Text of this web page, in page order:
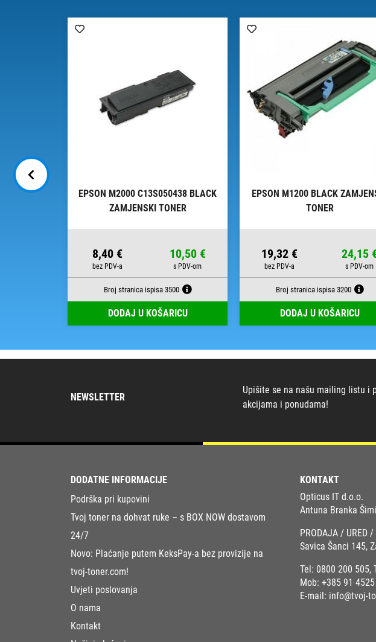
EPSON M2000 C13S050438 BLACK
ZAMJENSKI TONER
8,40 € 10,50 €
Broj stranica ispisa 3500
DODAJ U KOŠARICU
EPSON M1200 BLACK
TONER
19,32 € 24,15
Broj stranica ispisa 3200
DODAJ U KOŠARICU
NEWSLETTER
Upišite se na našu mailing listu i
akcijama i ponudama!
DODATNE INFORMACIJE
Podrška pri kupovini
Tvoj toner na dohvat ruke – s BOX NOW dostavom
24/7
Novo: Plaćanje putem KeksPay-a bez provizije na
tvoj-toner.com!
Uvjeti poslovanja
O nama
Kontakt
KONTAKT
Opticus IT d.o.o.
Antuna Branka
PRODAJA / URED /
Savica Šanci 145,
Tel: 0800 200 505,
Mob: +385 91
E-mail: info@tvoj-